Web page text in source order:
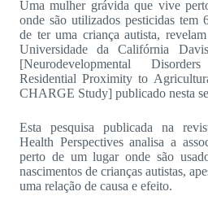
Uma mulher grávida que vive
onde são utilizados pesticidas tem
de ter uma criança autista, revelam
Universidade da Califórnia
[Neurodevelopmental
Residential Proximity to
CHARGE Study] publicado nesta
Esta pesquisa publicada na
Health Perspectives analisa a
perto de um lugar onde são
nascimentos de crianças autistas,
uma relação de causa e efeito.